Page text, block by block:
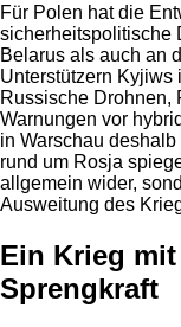
Für Polen hat die
sicherheitspolitische
Belarus als auch an
Unterstützern Kyjiws
Russische Drohnen,
Warnungen vor
in Warschau
rund um Rosja
allgemein wider,
Ausweitung des
Ein Krieg
Sprengkraft